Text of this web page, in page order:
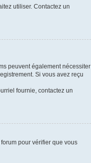
utiliser. Contactez un
peuvent également nécessiter
Si vous avez reçu
fournie, contactez un
pour vérifier que vous